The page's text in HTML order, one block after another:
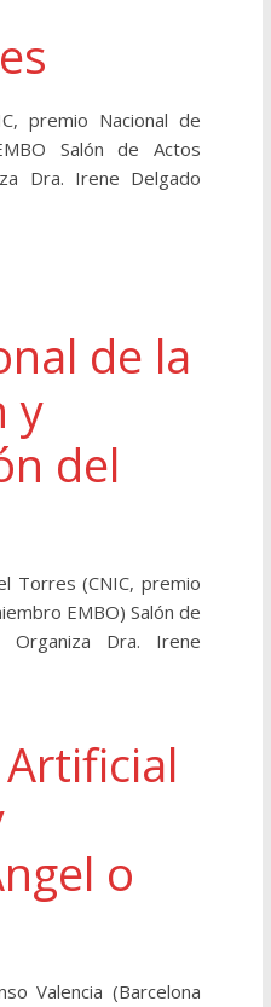
premio Nacional de
Salón de Actos
Dra. Irene Delgado
de la
y
del
Torres (CNIC, premio
EMBO) Salón de
Organiza Dra. Irene
o
Valencia (Barcelona